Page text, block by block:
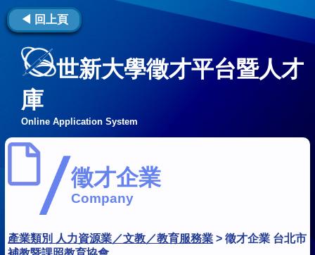
◀ 回上頁
世新大學徵才平台暨人才
庫
Online Application System
徵才企業
Company
產業類別 人力資源業／文教／教育服務業 >徵才企業 台北市